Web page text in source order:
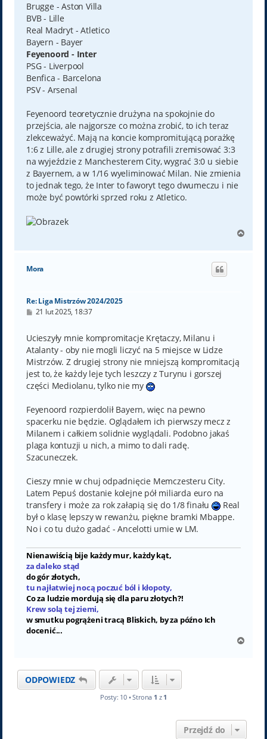
Brugge - Aston Villa
BVB - Lille
Real Madryt - Atletico
Bayern - Bayer
Feyenoord - Inter
PSG - Liverpool
Benfica - Barcelona
PSV - Arsenal
Feyenoord teoretycznie drużyna na spokojnie do
przejścia, ale najgorsze co można zrobić, to ich teraz
zlekceważyć. Mają na koncie kompromitującą porażkę
1:6 z Lille, ale z drugiej strony potrafili zremisować 3:3
na wyjeździe z Manchesterem City, wygrać 3:0 u siebie
z Bayernem, a w 1/16 wyeliminować Milan. Nie zmienia
to jednak tego, że Inter to faworyt tego dwumeczu i nie
może być powtórki sprzed roku z Atletico.
g
Mora
Re: Liga Mistrzów 2024/2025
P
t
21 lut 2025, 18:37
Ucieszyły mnie kompromitacje Krętaczy, Milanu i
Atalanty - oby nie mogli liczyć na 5 miejsce w Lidze
Mistrzów. Z drugiej strony nie mniejszą kompromitacją
jest to, że każdy leje tych leszczy z Turynu i gorszej
części Mediolanu, tylko nie my
Feyenoord rozpierdolił Bayern, więc na pewno
spacerku nie będzie. Oglądałem ich pierwszy mecz z
Milanem i całkiem solidnie wyglądali. Podobno jakaś
plaga kontuzji u nich, a mimo to dali radę.
Szacuneczek.
Cieszy mnie w chuj odpadnięcie Memczesteru City.
Latem Pepuś dostanie kolejne pół miliarda euro na
transfery i może za rok załapią się do 1/8 finału
Real
był o klasę lepszy w rewanżu, piękne bramki Mbappe.
No i co tu dużo gadać - Ancelotti umie w LM.
Nienawiścią bije każdy mur, każdy kąt,
za daleko stąd
do gór złotych,
tu najłatwiej nocą poczuć ból i kłopoty,
Co za ludzie mordują się dla paru złotych?!
Krew solą tej ziemi,
w smutku pogrążeni tracą Bliskich, by za późno Ich
docenić...
ODPOWIEDZ
Posty: 10 • Strona 1 z 1
Przejdź do